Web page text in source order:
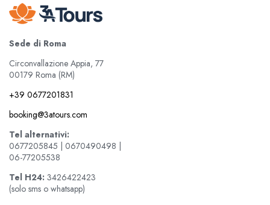
Sede di Roma
Circonvallazione Appia, 77
00179 Roma (RM)
+39 0677201831
booking@3atours.com
Tel alternativi:
0677205845 | 0670490498 |
06-77205538
Tel H24: 3426422423
(solo sms o whatsapp)